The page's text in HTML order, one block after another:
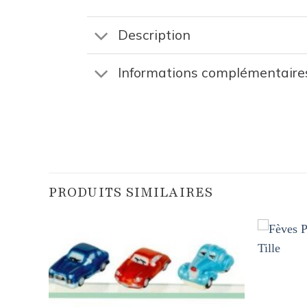
Description
Informations
PRODUITS SIMILAIRES